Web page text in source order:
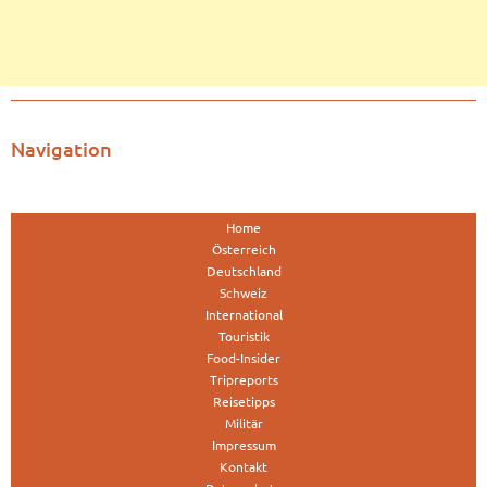
Navigation
Home
Österreich
Deutschland
Schweiz
International
Touristik
Food-Insider
Tripreports
Reisetipps
Militär
Impressum
Kontakt